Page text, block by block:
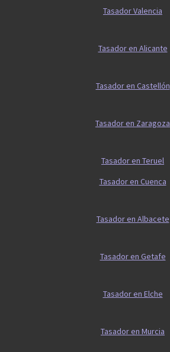
Tasador Valencia
Tasador en Alicante
Tasador en Castellón
Tasador en Zaragoza
Tasador en Teruel
Tasador en Cuenca
Tasador en Albacete
Tasador en Getafe
Tasador en Elche
Tasador en Murcia